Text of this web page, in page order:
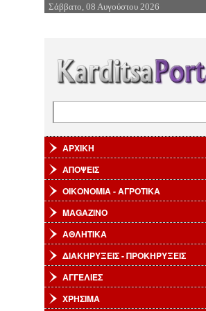
Επιστροφή στην Πλοήγηση
Σάββατο, 08 Αυγούστου 2026
ΑΡΧΙΚΗ
ΑΠΟΨΕΙΣ
ΟΙΚΟΝΟΜΙΑ - ΑΓΡΟΤΙΚΑ
MAGAZINO
ΑΘΛΗΤΙΚΑ
ΔΙΑΚΗΡΥΞΕΙΣ - ΠΡΟΚΗΡΥΞΕΙΣ
ΑΓΓΕΛΙΕΣ
ΧΡΗΣΙΜΑ